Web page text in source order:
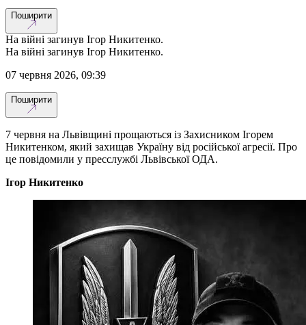
Поширити
На війні загинув Ігор Никитенко.
На війні загинув Ігор Никитенко.
07 червня 2026, 09:39
Поширити
7 червня на Львівщині прощаються із Захисником Ігорем
Никитенком, який захищав Україну від російської агресії. Про
це повідомили у пресслужбі Львівської ОДА.
Ігор Никитенко